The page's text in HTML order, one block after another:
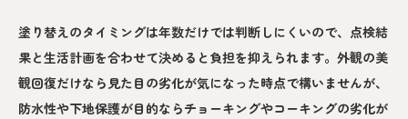
塗り替えのタイミングは年数だけでは判断しにくいので、点検結
果と生活計画を合わせて決めると負担を抑えられます。外観の美
観回復だけなら見た目の劣化が気になった時点で構いませんが、
防水性や下地保護が目的ならチョーキングやコーキングの劣化が